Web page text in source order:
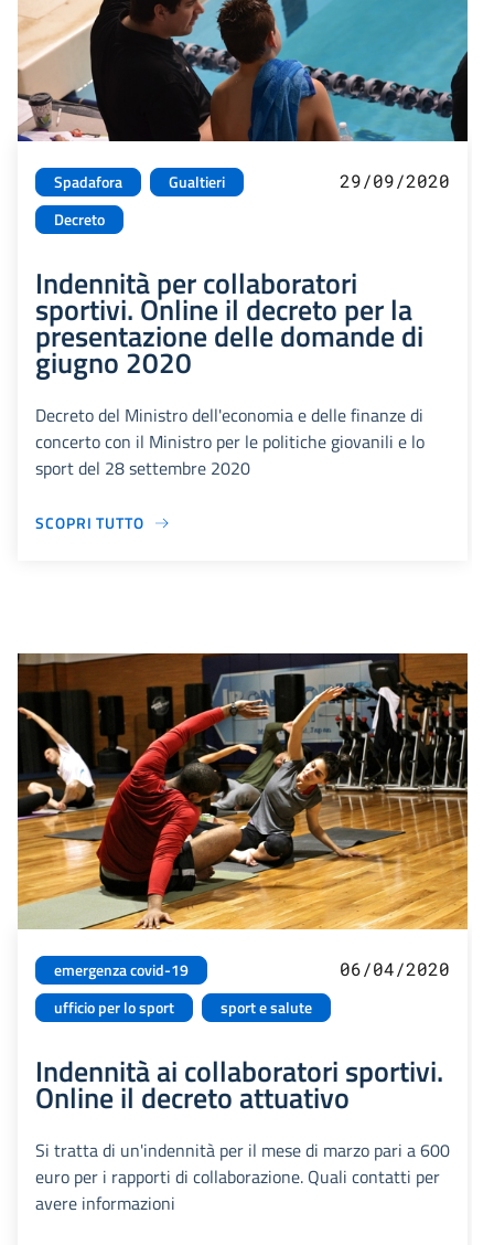
Spadafora
Gualtieri
Decreto
29/09/2020
Indennità per collaboratori
sportivi. Online il decreto per la
presentazione delle domande di
giugno 2020
Decreto del Ministro dell'economia e delle finanze di
concerto con il Ministro per le politiche giovanili e lo
sport del 28 settembre 2020
SCOPRI TUTTO
emergenza covid-19
ufficio per lo sport
sport e salute
06/04/2020
Indennità ai collaboratori sportivi.
Online il decreto attuativo
Si tratta di un'indennità per il mese di marzo pari a 600
euro per i rapporti di collaborazione. Quali contatti per
avere informazioni